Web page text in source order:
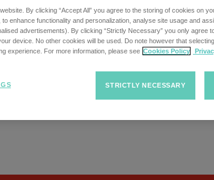
(m/w/d)
By clicking “Accept All” you agree to the storing of cookies on
enhance functionality and personalization, analyse site usage and
advertisements). By clicking “Strictly Necessary” you only agree
device. No other cookies will be used. Do note however that
experience. For more information, please see Cookies Policy
STRICTLY NECESSARY